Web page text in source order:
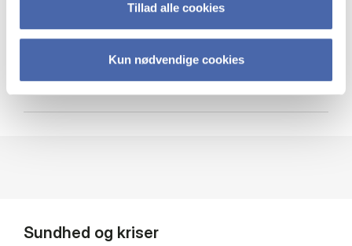
Tillad alle cookies
Kun nødvendige cookies
Cybersikkerhed
Sundhed og kriser